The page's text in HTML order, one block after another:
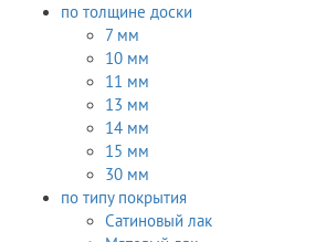
по толщине доски
7 мм
10 мм
11 мм
13 мм
14 мм
15 мм
30 мм
по типу покрытия
Сатиновый лак